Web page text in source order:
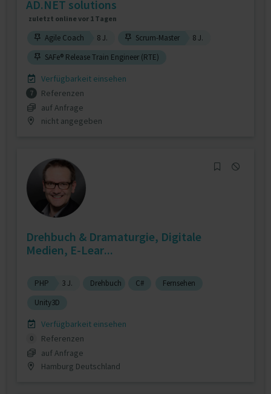
AD.NET solutions
zuletzt online vor 1 Tagen
Agile Coach 8 J. Scrum-Master
8 J.
SAFe® Release Train Engineer (RTE)
Verfügbarkeit einsehen
7
Referenzen
auf Anfrage
nicht angegeben
Drehbuch & Dramaturgie, Digitale
Medien, E-Lear...
PHP 3 J. Drehbuch C#
Fernsehen
Unity3D
Verfügbarkeit einsehen
0
Referenzen
auf Anfrage
Hamburg Deutschland